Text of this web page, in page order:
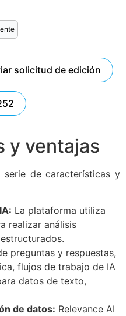
solicitud de edición
y ventajas
serie de características y
La plataforma utiliza
realizar análisis
preguntas y respuestas,
flujos de trabajo de IA
datos de texto,
de datos: Relevance AI